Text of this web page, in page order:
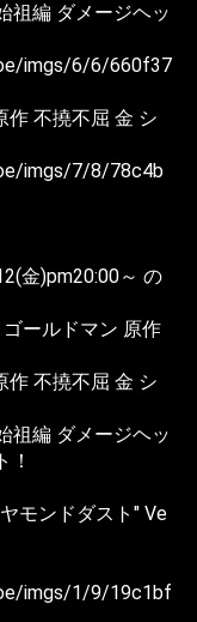
祖編 ダメージヘッ
imgs/6/6/660f37
作 不撓不屈 金 シ
imgs/7/8/78c4b
金)pm20:00～ の
ールドマン 原作
作 不撓不屈 金 シ
祖編 ダメージヘッ
！
モンドダスト" Ve
imgs/1/9/19c1bf